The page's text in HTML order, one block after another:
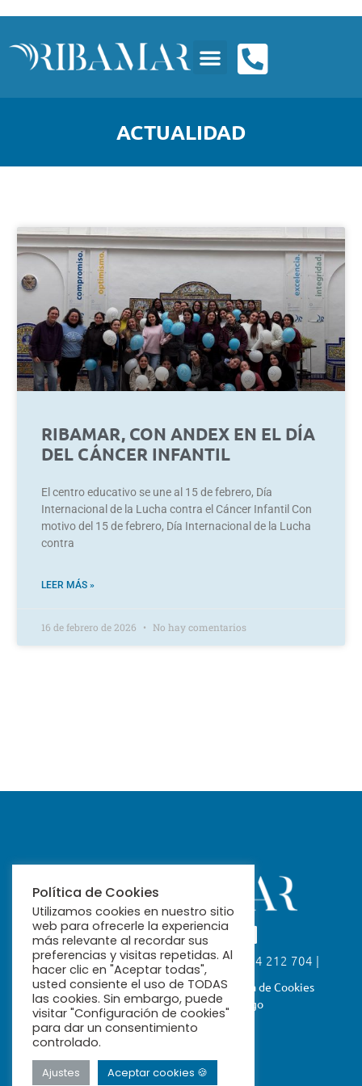
ACTUALIDAD
RIBAMAR, CON ANDEX EN EL DÍA
DEL CÁNCER INFANTIL
El centro educativo se une al 15 de febrero, Día
Internacional de la Lucha contra el Cáncer Infantil Con
motivo del 15 de febrero, Día Internacional de la Lucha
contra
LEER MÁS »
16 de febrero de 2026 No hay comentarios
Calle Fabiola, 26. 41004 Sevilla | 954 212 704 |
ribamar@ribamar.org
Aviso LegalPolítica de PrivacidadPolítica de Cookies
Términos y Condiciones de Pago
Política de Cookies
Utilizamos cookies en nuestro sitio
web para ofrecerle la experiencia
más relevante al recordar sus
preferencias y visitas repetidas. Al
hacer clic en "Aceptar todas",
usted consiente el uso de TODAS
las cookies. Sin embargo, puede
visitar "Configuración de cookies"
para dar un consentimiento
controlado.
Ajustes Aceptar cookies 🍪